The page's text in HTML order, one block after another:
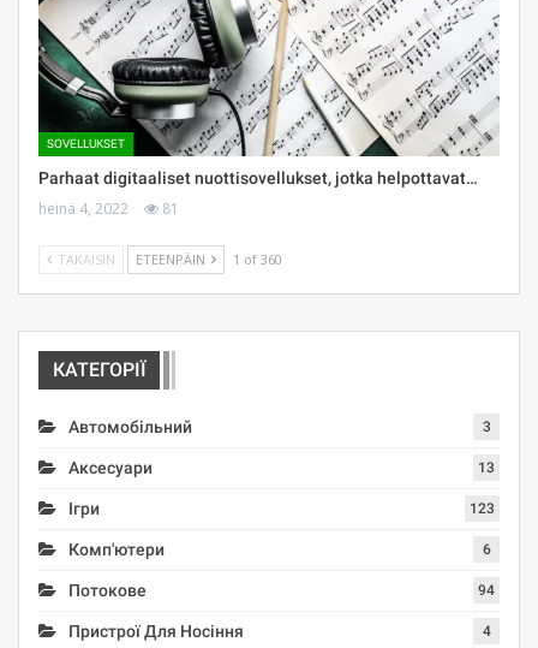
SOVELLUKSET
Parhaat digitaaliset nuottisovellukset, jotka helpottavat…
heinä 4, 2022 81
TAKAISIN ETEENPÄIN 1 of 360
КАТЕГОРІЇ
Автомобільний 3
Аксесуари 13
Ігри 123
Комп'ютери 6
Потокове 94
Пристрої Для Носіння 4